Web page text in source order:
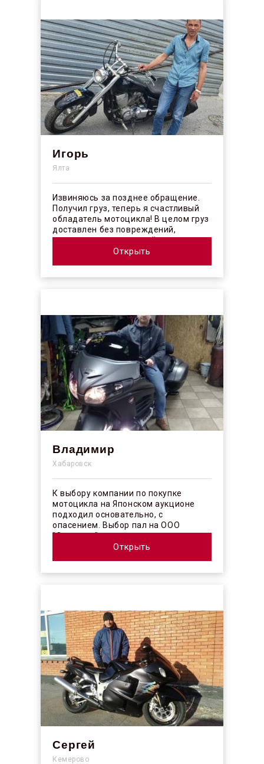
Игорь
Ялта
Извиняюсь за позднее обращение.
Получил груз, теперь я счастливый
обладатель мотоцикла! В целом груз
доставлен без повреждений,
огорчило отсутствие плёночного
Открыть
Владимир
Хабаровск
К выбору компании по покупке
мотоцикла на Японском аукционе
подходил основательно, с
опасением. Выбор пал на ООО
"Синергос" после изучения отзывов в
Открыть
Сергей
Кемерово